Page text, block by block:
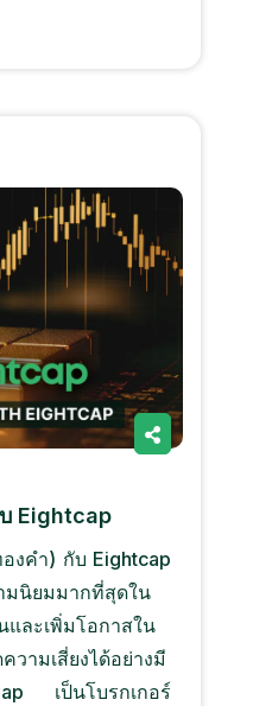
Eightcap
งคํา) กับ Eightcap
มนิยมมากที่สุดใน
และเพิ่มโอกาสใน
ามเสี่ยงได้อย่างมี
เป็นโบรกเกอร์